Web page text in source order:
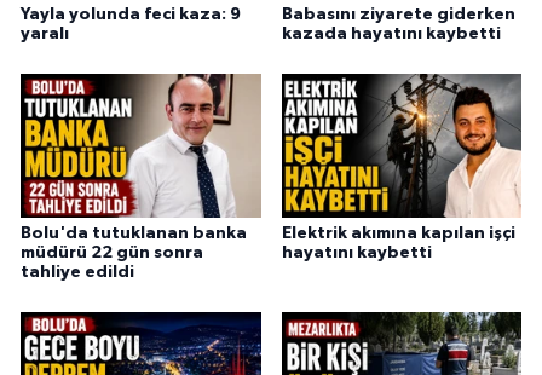
Yayla yolunda feci kaza: 9
yaralı
Babasını ziyarete giderken
kazada hayatını kaybetti
Bolu'da tutuklanan banka
müdürü 22 gün sonra
tahliye edildi
Elektrik akımına kapılan işçi
hayatını kaybetti